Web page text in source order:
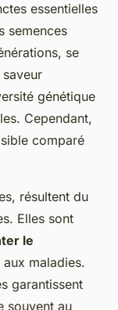
essentielles
semences
se
génétique
Cependant,
comparé
résultent du
Elles sont
le
maladies.
garantissent
souvent au